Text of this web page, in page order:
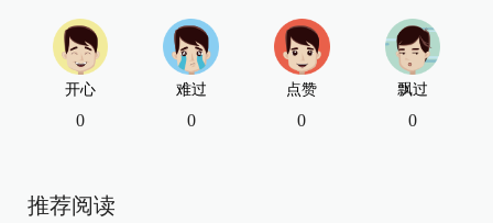
开心
0
难过
0
点赞
0
飘过
0
推荐阅读